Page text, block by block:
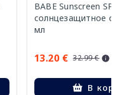
BABE Sunscreen
солнцезащитное
мл
13.20 € 32.99 €
В